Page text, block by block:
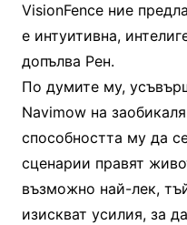
VisionFence ние
е интуитивна,
допълва Рен.
По думите му,
Navimow на
способността му да
сценарии правят
възможно най-лек,
изискват усилия, за